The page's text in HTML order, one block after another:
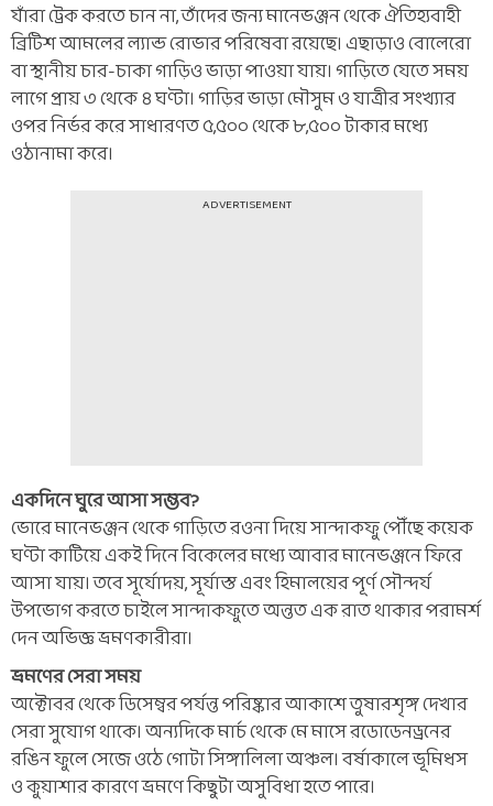
যাঁরা ট্রেক করতে চান না, তাঁদের জন্য মানেভঞ্জন থেকে ঐতিহ্যবাহী
ব্রিটিশ আমলের ল্যান্ড রোভার পরিষেবা রয়েছে। এছাড়াও বোলেরো
বা স্থানীয় চার-চাকা গাড়িও ভাড়া পাওয়া যায়। গাড়িতে যেতে সময়
লাগে প্রায় ৩ থেকে ৪ ঘণ্টা। গাড়ির ভাড়া মৌসুম ও যাত্রীর সংখ্যার
ওপর নির্ভর করে সাধারণত ৫,৫০০ থেকে ৮,৫০০ টাকার মধ্যে
ওঠানামা করে।
ADVERTISEMENT
একদিনে ঘুরে আসা সম্ভব?
ভোরে মানেভঞ্জন থেকে গাড়িতে রওনা দিয়ে সান্দাকফু পৌঁছে কয়েক
ঘণ্টা কাটিয়ে একই দিনে বিকেলের মধ্যে আবার মানেভঞ্জনে ফিরে
আসা যায়। তবে সূর্যোদয়, সূর্যাস্ত এবং হিমালয়ের পূর্ণ সৌন্দর্য
উপভোগ করতে চাইলে সান্দাকফুতে অন্তত এক রাত থাকার পরামর্শ
দেন অভিজ্ঞ ভ্রমণকারীরা।
ভ্রমণের সেরা সময়
অক্টোবর থেকে ডিসেম্বর পর্যন্ত পরিষ্কার আকাশে তুষারশৃঙ্গ দেখার
সেরা সুযোগ থাকে। অন্যদিকে মার্চ থেকে মে মাসে রডোডেনড্রনের
রঙিন ফুলে সেজে ওঠে গোটা সিঙ্গালিলা অঞ্চল। বর্ষাকালে ভূমিধস
ও কুয়াশার কারণে ভ্রমণে কিছুটা অসুবিধা হতে পারে।